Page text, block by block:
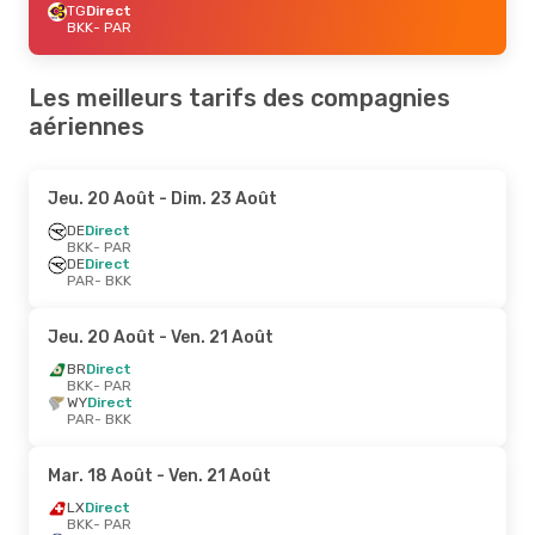
TGDirect
BKK- PAR
Les meilleurs tarifs des compagnies
aériennes
Jeu. 20 Août - Dim. 23 Août
DEDirect
BKK- PAR
DEDirect
PAR- BKK
Jeu. 20 Août - Ven. 21 Août
BRDirect
BKK- PAR
WYDirect
PAR- BKK
Mar. 18 Août - Ven. 21 Août
LXDirect
BKK- PAR